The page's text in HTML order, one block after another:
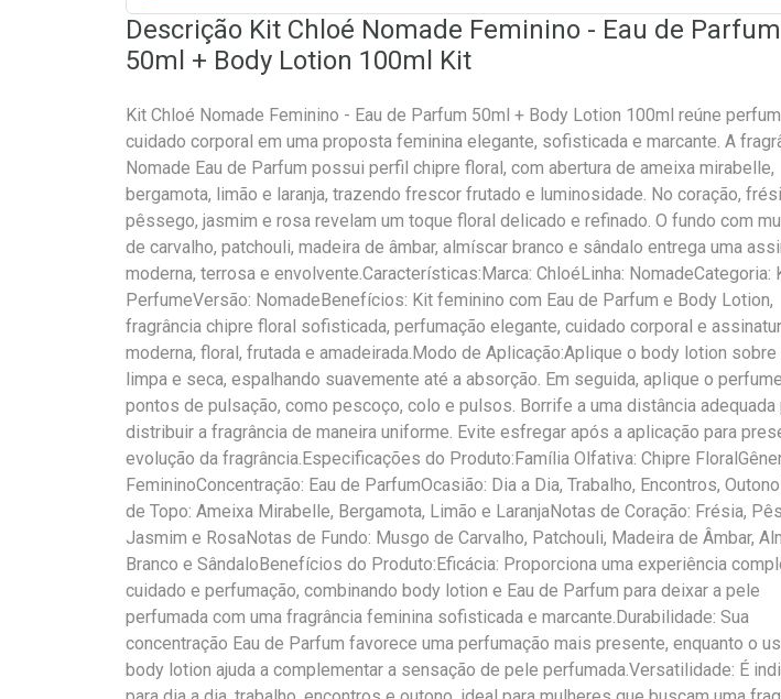
Descrição Kit Chloé Nomade Feminino - Eau de Parfum
50ml + Body Lotion 100ml Kit
Kit Chloé Nomade Feminino - Eau de Parfum 50ml + Body Lotion 100ml reúne
cuidado corporal em uma proposta feminina elegante, sofisticada e marcante. A
Nomade Eau de Parfum possui perfil chipre floral, com abertura de ameixa mirabelle,
bergamota, limão e laranja, trazendo frescor frutado e luminosidade. No coração,
pêssego, jasmim e rosa revelam um toque floral delicado e refinado. O fundo com
de carvalho, patchouli, madeira de âmbar, almíscar branco e sândalo entrega uma
moderna, terrosa e envolvente.Características:Marca: ChloéLinha: NomadeCategoria:
PerfumeVersão: NomadeBenefícios: Kit feminino com Eau de Parfum e Body Lotion,
fragrância chipre floral sofisticada, perfumação elegante, cuidado corporal e
moderna, floral, frutada e amadeirada.Modo de Aplicação:Aplique o body lotion sobre
limpa e seca, espalhando suavemente até a absorção. Em seguida, aplique o
pontos de pulsação, como pescoço, colo e pulsos. Borrife a uma distância adequada
distribuir a fragrância de maneira uniforme. Evite esfregar após a aplicação para
evolução da fragrância.Especificações do Produto:Família Olfativa: Chipre
FemininoConcentração: Eau de ParfumOcasião: Dia a Dia, Trabalho, Encontros,
de Topo: Ameixa Mirabelle, Bergamota, Limão e LaranjaNotas de Coração: Frésia,
Jasmim e RosaNotas de Fundo: Musgo de Carvalho, Patchouli, Madeira de Âmbar,
Branco e SândaloBenefícios do Produto:Eficácia: Proporciona uma experiência
cuidado e perfumação, combinando body lotion e Eau de Parfum para deixar a pele
perfumada com uma fragrância feminina sofisticada e marcante.Durabilidade: Sua
concentração Eau de Parfum favorece uma perfumação mais presente, enquanto o
body lotion ajuda a complementar a sensação de pele perfumada.Versatilidade: É